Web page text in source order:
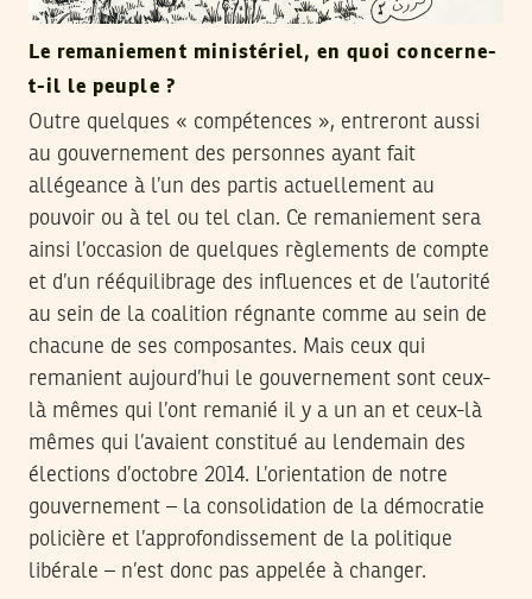
Le remaniement ministériel, en quoi concerne-
t-il le peuple ?
Outre quelques « compétences », entreront aussi
au gouvernement des personnes ayant fait
allégeance à l’un des partis actuellement au
pouvoir ou à tel ou tel clan. Ce remaniement sera
ainsi l’occasion de quelques règlements de compte
et d’un rééquilibrage des influences et de l’autorité
au sein de la coalition régnante comme au sein de
chacune de ses composantes. Mais ceux qui
remanient aujourd’hui le gouvernement sont ceux-
là mêmes qui l’ont remanié il y a un an et ceux-là
mêmes qui l’avaient constitué au lendemain des
élections d’octobre 2014. L’orientation de notre
gouvernement – la consolidation de la démocratie
policière et l’approfondissement de la politique
libérale – n’est donc pas appelée à changer.